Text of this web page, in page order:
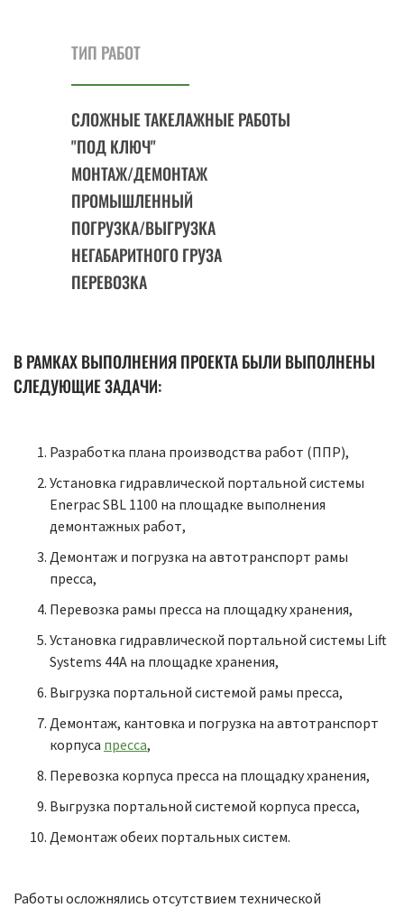
ТИП РАБОТ
СЛОЖНЫЕ ТАКЕЛАЖНЫЕ РАБОТЫ
"ПОД КЛЮЧ"
МОНТАЖ/ДЕМОНТАЖ
ПРОМЫШЛЕННЫЙ
ПОГРУЗКА/ВЫГРУЗКА
НЕГАБАРИТНОГО ГРУЗА
ПЕРЕВОЗКА
В РАМКАХ ВЫПОЛНЕНИЯ ПРОЕКТА БЫЛИ ВЫПОЛНЕНЫ
СЛЕДУЮЩИЕ ЗАДАЧИ:
Разработка плана производства работ (ППР),
Установка гидравлической портальной системы
Enerpac SBL 1100 на площадке выполнения
демонтажных работ,
Демонтаж и погрузка на автотранспорт рамы
пресса,
Перевозка рамы пресса на площадку хранения,
Установка гидравлической портальной системы Lift
Systems 44А на площадке хранения,
Выгрузка портальной системой рамы пресса,
Демонтаж, кантовка и погрузка на автотранспорт
корпуса пресса,
Перевозка корпуса пресса на площадку хранения,
Выгрузка портальной системой корпуса пресса,
Демонтаж обеих портальных систем.
Работы осложнялись отсутствием технической